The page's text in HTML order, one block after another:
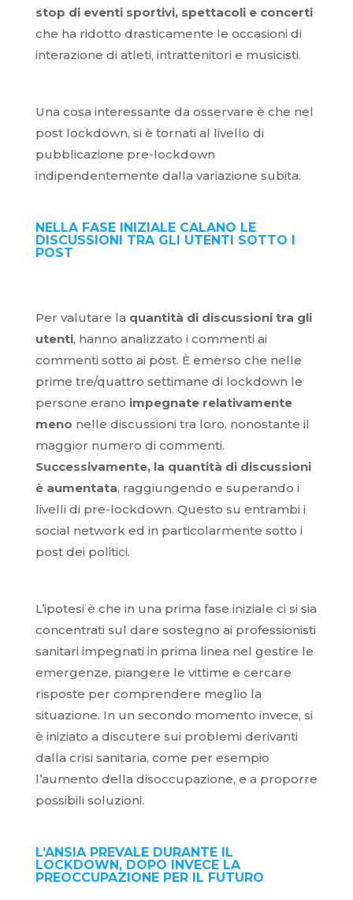
stop di eventi sportivi, spettacoli e concerti
che ha ridotto drasticamente le occasioni di
interazione di atleti, intrattenitori e musicisti.
Una cosa interessante da osservare è che nel
post lockdown, si è tornati al livello di
pubblicazione pre-lockdown
indipendentemente dalla variazione subita.
NELLA FASE INIZIALE CALANO LE
DISCUSSIONI TRA GLI UTENTI SOTTO I
POST
Per valutare la quantità di discussioni tra gli
utenti, hanno analizzato i commenti ai
commenti sotto ai post. È emerso che nelle
prime tre/quattro settimane di lockdown le
persone erano impegnate relativamente
meno nelle discussioni tra loro, nonostante il
maggior numero di commenti.
Successivamente, la quantità di discussioni
è aumentata, raggiungendo e superando i
livelli di pre-lockdown. Questo su entrambi i
social network ed in particolarmente sotto i
post dei politici.
L’ipotesi è che in una prima fase iniziale ci si sia
concentrati sul dare sostegno ai professionisti
sanitari impegnati in prima linea nel gestire le
emergenze, piangere le vittime e cercare
risposte per comprendere meglio la
situazione. In un secondo momento invece, si
è iniziato a discutere sui problemi derivanti
dalla crisi sanitaria, come per esempio
l’aumento della disoccupazione, e a proporre
possibili soluzioni.
L’ANSIA PREVALE DURANTE IL
LOCKDOWN, DOPO INVECE LA
PREOCCUPAZIONE PER IL FUTURO